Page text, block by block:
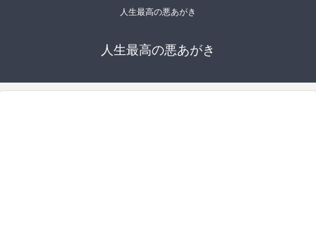
人生最高の悪あがき
人生最高の悪あがき